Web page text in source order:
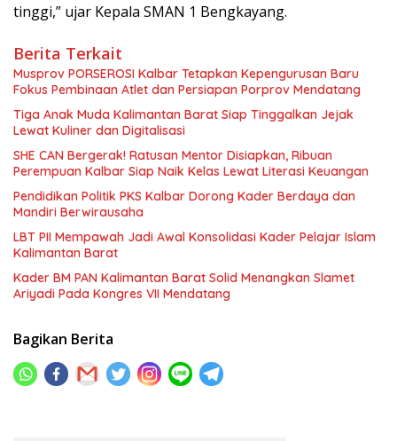
tinggi,” ujar Kepala SMAN 1 Bengkayang.
Berita Terkait
Musprov PORSEROSI Kalbar Tetapkan Kepengurusan Baru
Fokus Pembinaan Atlet dan Persiapan Porprov Mendatang
Tiga Anak Muda Kalimantan Barat Siap Tinggalkan Jejak
Lewat Kuliner dan Digitalisasi
SHE CAN Bergerak! Ratusan Mentor Disiapkan, Ribuan
Perempuan Kalbar Siap Naik Kelas Lewat Literasi Keuangan
Pendidikan Politik PKS Kalbar Dorong Kader Berdaya dan
Mandiri Berwirausaha
LBT PII Mempawah Jadi Awal Konsolidasi Kader Pelajar Islam
Kalimantan Barat
Kader BM PAN Kalimantan Barat Solid Menangkan Slamet
Ariyadi Pada Kongres VII Mendatang
Bagikan Berita